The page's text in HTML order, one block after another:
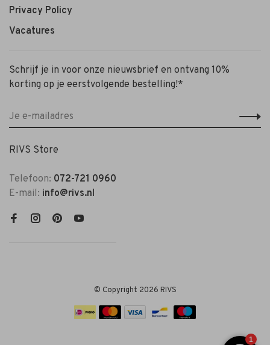
Privacy Policy
Vacatures
Schrijf je in voor onze nieuwsbrief en ontvang 10%
korting op je eerstvolgende bestelling!*
RIVS Store
Telefoon: 072-721 0960
E-mail: info@rivs.nl
© Copyright 2026 RIVS